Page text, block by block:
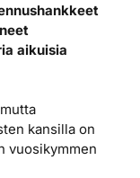
aikuisia
kansilla on
vuosikymmen